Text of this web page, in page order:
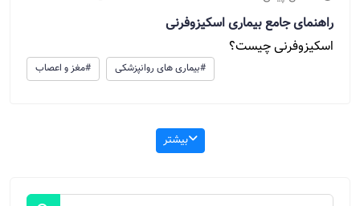
راهنمای جامع بیماری اسکیزوفرنی
اسکیزوفرنی چیست؟
#مغز و اعصاب #بیماری های روانپزشکی
بیشتر